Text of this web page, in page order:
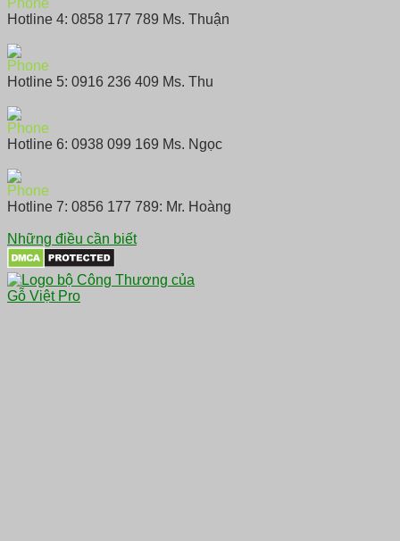
Hotline 4: 0858 177 789 Ms. Thuận
Hotline 5: 0916 236 409 Ms. Thu
Hotline 6: 0938 099 169 Ms. Ngọc
Hotline 7: 0856 177 789: Mr. Hoàng
Những điều cần biết